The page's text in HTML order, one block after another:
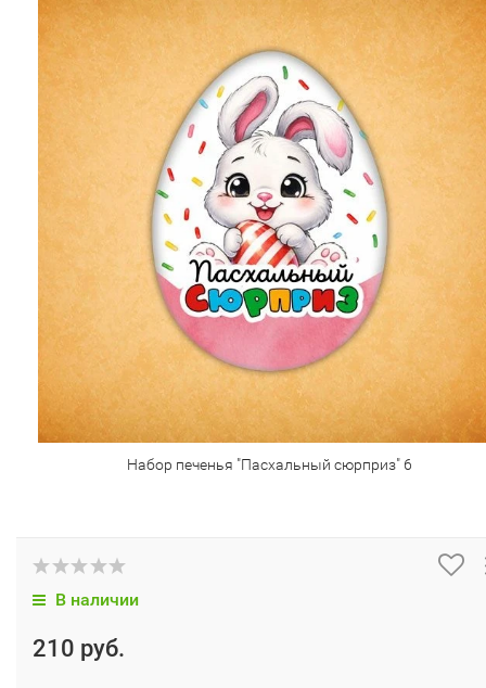
Набор печенья "Пасхальный сюрприз" 6
В наличии
210 руб.